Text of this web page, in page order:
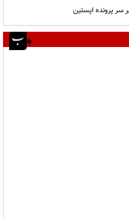
سر پرونده اپستین